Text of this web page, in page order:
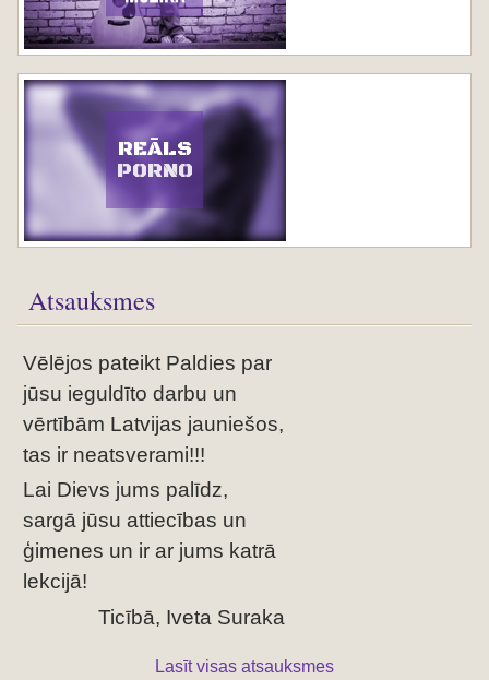
REĀLS
PORNO
Atsauksmes
Vēlējos pateikt Paldies par
jūsu ieguldīto darbu un
vērtībām Latvijas jauniešos,
tas ir neatsverami!!!
Lai Dievs jums palīdz,
sargā jūsu attiecības un
ģimenes un ir ar jums katrā
lekcijā!
Ticībā, Iveta Suraka
Lasīt visas atsauksmes